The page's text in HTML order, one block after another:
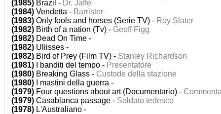
(1985) Brazil - Dr. Jaffe
(1984) Vendetta - Barrister
(1983) Only fools and horses (Serie TV) - Roy Slater
(1982) Birth of a nation (Tv) - Geoff Figg
(1982) Dead On Time -
(1982) Uliisses -
(1982) Bird of Prey (Film TV) - Stanley Richardson
(1981) I banditi del tempo - Presentatore
(1980) Breaking Glass - Custode della stazione
(1980) I mastini della guerra -
(1979) Four questions about art (Documentario) -
(1979) Casablanca passage - Soldato tedesco
(1978) L'Australiano -